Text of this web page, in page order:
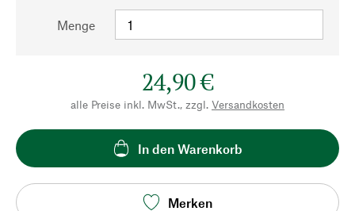
Menge
24,90 €
alle Preise inkl. MwSt., zzgl. Versandkosten
In den Warenkorb
Merken